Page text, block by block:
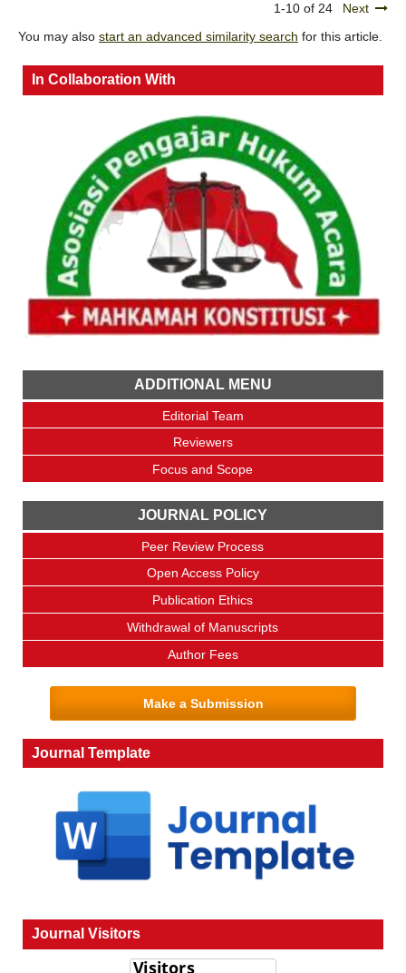
1-10 of 24
Next
You may also start an advanced similarity search for this article.
In Collaboration With
ADDITIONAL MENU
Editorial Team
Reviewers
Focus and Scope
JOURNAL POLICY
Peer Review Process
Open Access Policy
Publication Ethics
Withdrawal of Manuscripts
Author Fees
Make a Submission
Journal Template
Journal Visitors